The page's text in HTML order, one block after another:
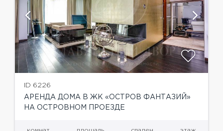
ID 6226
АРЕНДА ДОМА В ЖК «ОСТРОВ ФАНТАЗИЙ»
НА ОСТРОВНОМ ПРОЕЗДЕ